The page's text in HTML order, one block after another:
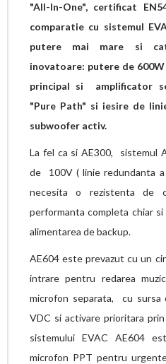
"All-In-One", certificat
comparatie cu sistemul
putere mai mare si
inovatoare: putere de 600W
principal si amplificator
"Pure Path" si iesire de
subwoofer activ.
La fel ca si AE300, sistemul
de 100V ( linie redundanta a
necesita o rezistenta de
performanta completa chiar
alimentarea de backup.
AE604 este prevazut cu un
intrare pentru redarea
microfon separata, cu sursa
VDC si activare prioritara
sistemului EVAC AE604
microfon PPT pentru